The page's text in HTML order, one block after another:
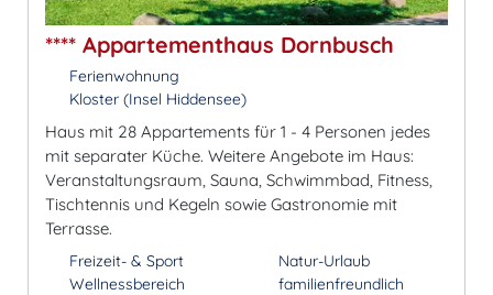
**** Appartementhaus Dornbusch
Ferienwohnung
Kloster (Insel Hiddensee)
Haus mit 28 Appartements für 1 - 4 Personen jedes
mit separater Küche. Weitere Angebote im Haus:
Veranstaltungsraum, Sauna, Schwimmbad, Fitness,
Tischtennis und Kegeln sowie Gastronomie mit
Terrasse.
Freizeit- & Sport
Wellnessbereich
Natur-Urlaub
familienfreundlich